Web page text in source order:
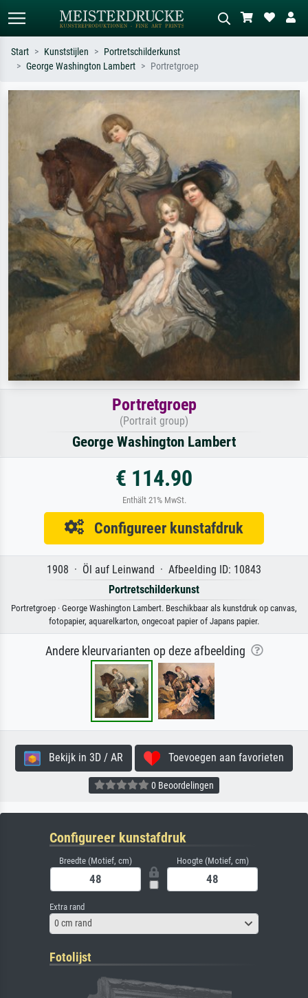
Zoek op kunstenaar, titel of stijl – bijv.
Monet, Sterrennacht, impressionisme,
Hokusai-golf, naakt.
Start Kunststijlen
Portretschilderkunst
George Washington Lambert
Portretgroep
Portretgroep
(Portrait group)
George Washington Lambert
€ 114.90
Enthält 21% MwSt.
Configureer kunstafdruk
1908 · Öl auf Leinwand · Afbeelding ID: 10843
Portretschilderkunst
Portretgroep · George Washington Lambert. Beschikbaar als kunstdruk op canvas,
fotopapier, aquarelkarton, ongecoat papier of Japans papier.
Andere kleurvarianten op deze afbeelding
Bekijk in 3D / AR Toevoegen aan favorieten
0 Beoordelingen
Configureer kunstafdruk
Breedte (Motief, cm) Hoogte (Motief, cm)
Extra rand
0 cm rand
Fotolijst